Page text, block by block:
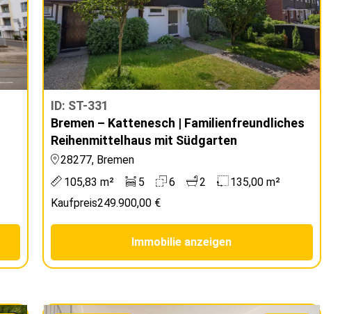
ID: ST-331
Bremen – Kattenesch | Familienfreundliches
Reihenmittelhaus mit Südgarten
28277, Bremen
105,83 m²
5 6 2
135,00 m²
Kaufpreis249.900,00 €
Immobilie anzeigen